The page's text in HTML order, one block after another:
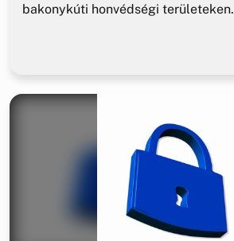
bakonykúti honvédségi területeken.